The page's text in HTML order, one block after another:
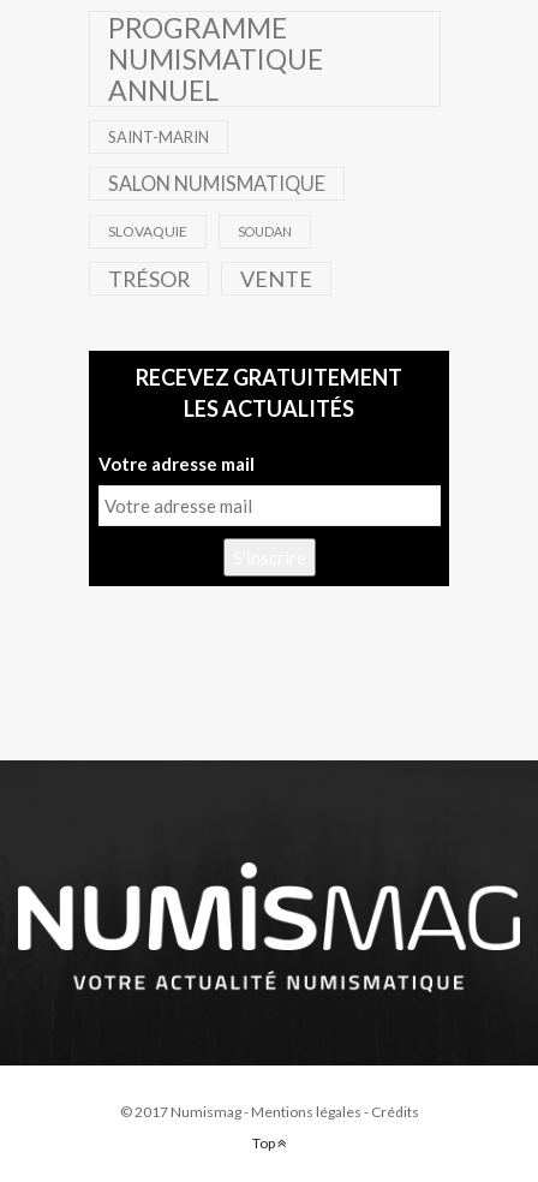
PROGRAMME
NUMISMATIQUE
ANNUEL
SAINT-MARIN
SALON NUMISMATIQUE
SLOVAQUIE SOUDAN
TRÉSOR VENTE
RECEVEZ GRATUITEMENT
LES ACTUALITÉS
Votre adresse mail
© 2017 Numismag - Mentions légales - Crédits
Top